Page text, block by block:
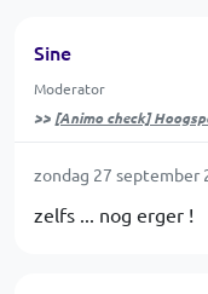
Sine
Moderator
>> [Animo check]
zondag 27 september
zelfs ... nog erger !